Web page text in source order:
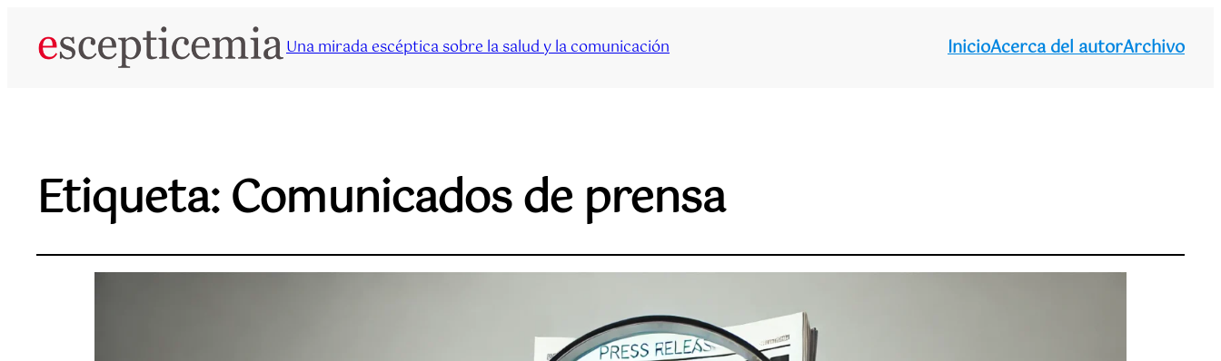
Una mirada escéptica sobre la salud y la comunicación InicioAcerca del autorArchivo
Etiqueta:Comunicados de prensa